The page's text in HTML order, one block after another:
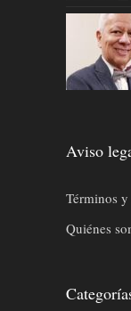
Aviso
Términos
Quiénes